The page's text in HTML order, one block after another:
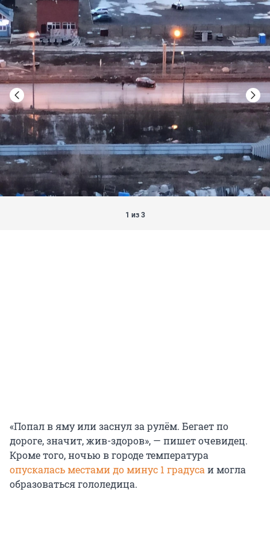
1 из 3
«Попал в яму или заснул за рулём. Бегает по
дороге, значит, жив-здоров», — пишет очевидец.
Кроме того, ночью в городе температура
опускалась местами до минус 1 градуса и могла
образоваться гололедица.